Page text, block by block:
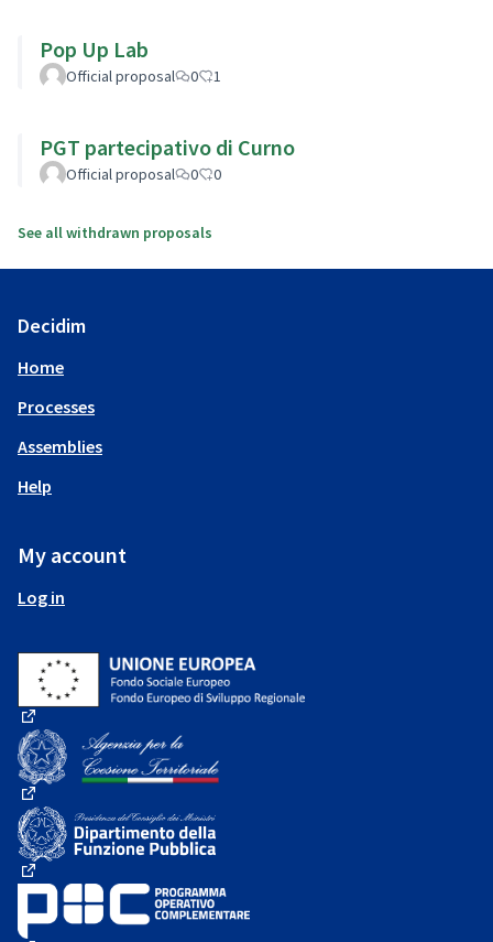
Pop Up Lab
Official proposal 0 1
PGT partecipativo di Curno
Official proposal 0 0
See all withdrawn proposals
Decidim
Home
Processes
Assemblies
Help
My account
Log in
(External link)
(External link)
(External link)